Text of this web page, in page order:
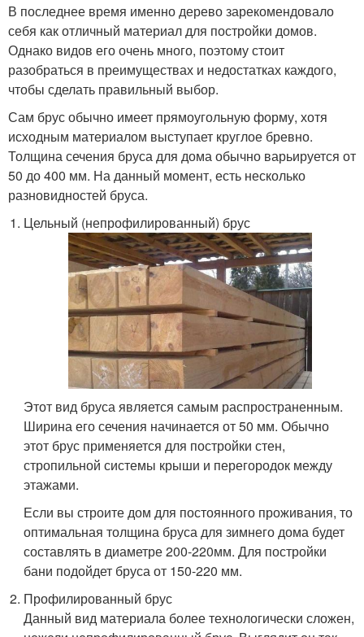
В последнее время именно дерево зарекомендовало
себя как отличный материал для постройки домов.
Однако видов его очень много, поэтому стоит
разобраться в преимуществах и недостатках каждого,
чтобы сделать правильный выбор.
Сам брус обычно имеет прямоугольную форму, хотя
исходным материалом выступает круглое бревно.
Толщина сечения бруса для дома обычно варьируется от
50 до 400 мм. На данный момент, есть несколько
разновидностей бруса.
Цельный (непрофилированный) брус
Этот вид бруса является самым распространенным.
Ширина его сечения начинается от 50 мм. Обычно
этот брус применяется для постройки стен,
стропильной системы крыши и перегородок между
этажами.
Если вы строите дом для постоянного проживания, то
оптимальная толщина бруса для зимнего дома будет
составлять в диаметре 200-220мм. Для постройки
бани подойдет бруса от 150-220 мм.
Профилированный брус
Данный вид материала более технологически сложен,